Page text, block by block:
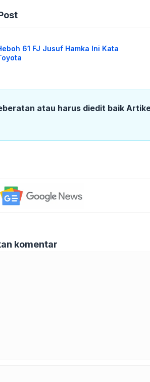
61 FJ Jusuf Hamka Ini Kata
atau harus diedit baik
komentar